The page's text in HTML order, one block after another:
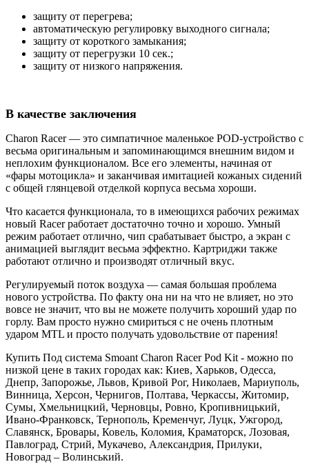
защиту от перегрева;
автоматическую регулировку выходного сигнала;
защиту от короткого замыкания;
защиту от перегрузки 10 сек.;
защиту от низкого напряжения.
В качестве заключения
Charon Racer — это симпатичное маленькое POD-устройство с
весьма оригинальным и запоминающимся внешним видом и
неплохим функционалом. Все его элементы, начиная от
«фары мотоцикла» и заканчивая имитацией кожаных сидений
с общей глянцевой отделкой корпуса весьма хороши.
Что касается функционала, то в имеющихся рабочих режимах
новый Racer работает достаточно точно и хорошо. Умный
режим работает отлично, чип срабатывает быстро, а экран с
анимацией выглядит весьма эффектно. Картриджи также
работают отлично и производят отличный вкус.
Регулируемый поток воздуха — самая большая проблема
нового устройства. По факту она ни на что не влияет, но это
вовсе не значит, что вы не можете получить хороший удар по
горлу. Вам просто нужно смириться с не очень плотным
ударом MTL и просто получать удовольствие от парения!
Купить Под система Smoant Charon Racer Pod Kit - можно по
низкой цене в таких городах как: Киев, Харьков, Одесса,
Днепр, Запорожье, Львов, Кривой Рог, Николаев, Мариуполь,
Винница, Херсон, Чернигов, Полтава, Черкассы, Житомир,
Сумы, Хмельницкий, Черновцы, Ровно, Кропивницький,
Ивано-Франковск, Тернополь, Кременчуг, Луцк, Ужгород,
Славянск, Бровары, Ковель, Коломия, Краматорск, Лозовая,
Павлоград, Стрий, Мукачево, Александрия, Прилуки,
Новоград – Волинський.